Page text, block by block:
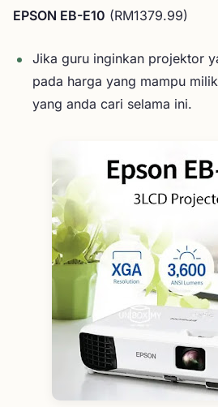
EPSON EB-E10 (RM1379.99)
Jika guru inginkan projektor
pada harga yang mampu
yang anda cari selama ini.